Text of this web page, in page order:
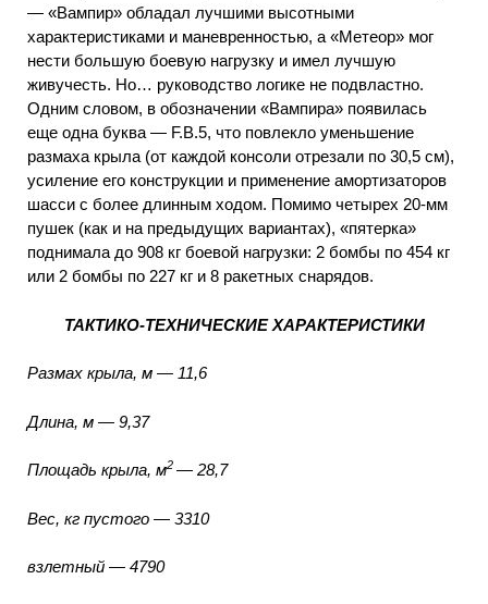
— «Вампир» обладал лучшими высотными
характеристиками и маневренностью, а «Метеор» мог
нести большую боевую нагрузку и имел лучшую
живучесть. Но… руководство логике не подвластно.
Одним словом, в обозначении «Вампира» появилась
еще одна буква — F.B.5, что повлекло уменьшение
размаха крыла (от каждой консоли отрезали по 30,5 см),
усиление его конструкции и применение амортизаторов
шасси с более длинным ходом. Помимо четырех 20-мм
пушек (как и на предыдущих вариантах), «пятерка»
поднимала до 908 кг боевой нагрузки: 2 бомбы по 454 кг
или 2 бомбы по 227 кг и 8 ракетных снарядов.
ТАКТИКО-ТЕХНИЧЕСКИЕ ХАРАКТЕРИСТИКИ
Размах крыла, м — 11,6
Длина, м — 9,37
Площадь крыла, м2 — 28,7
Вес, кг пустого — 3310
взлетный — 4790